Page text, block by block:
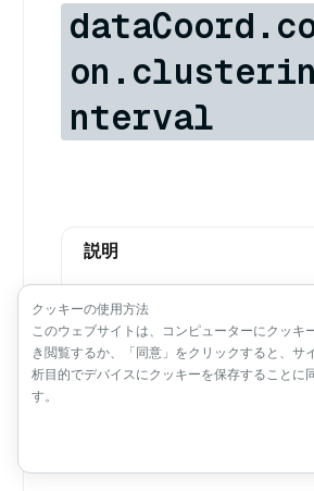
nterval
説明
冗長なコンパクションを避ける
の、1つのコレクションのクラス
クッキーの使用方法
このウェブサイトは、コンピューターにクッキ
き閲覧するか、「同意」をクリックすると、サ
析目的でデバイスにクッキーを保存することに
す。